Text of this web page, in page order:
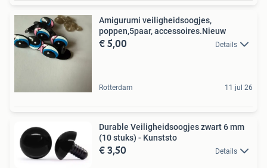
Amigurumi veiligheidsoogjes,
poppen,5paar, accessoires.Nieuw
€ 5,00 Details
Rotterdam 11 jul 26
Durable Veiligheidsoogjes zwart 6 mm
(10 stuks) - Kunststo
€ 3,50 Details